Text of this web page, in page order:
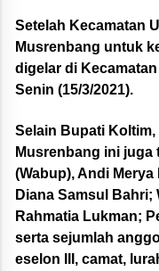
Setelah Kecamatan
Musrenbang untuk
digelar di
Senin (15/3/2021).
Selain Bupati
Musrenbang ini
(Wabup), Andi
Diana Samsul Bahri;
Rahmatia Lukman;
serta sejumlah
eselon III, camat,